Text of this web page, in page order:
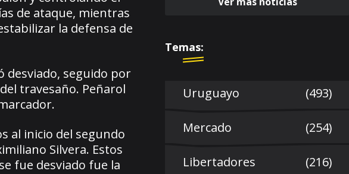
de ataque, mientras
la defensa de
desviado, seguido por
travesaño. Peñarol
al inicio del segundo
Silvera. Estos
fue desviado fue la
Temas:
Uruguayo (493)
Mercado (254)
Libertadores (216)